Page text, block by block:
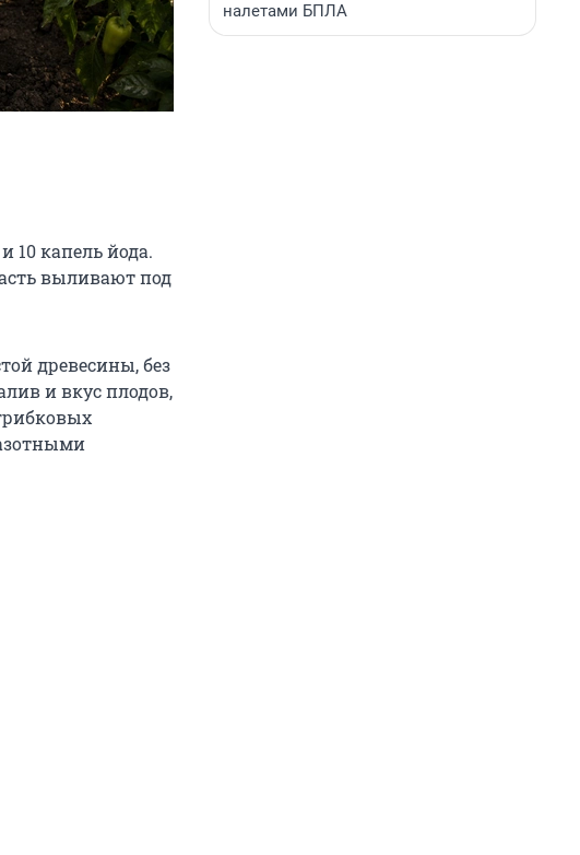
10 капель йода.
выливают под
древесины, без
и вкус плодов,
налетами БПЛА